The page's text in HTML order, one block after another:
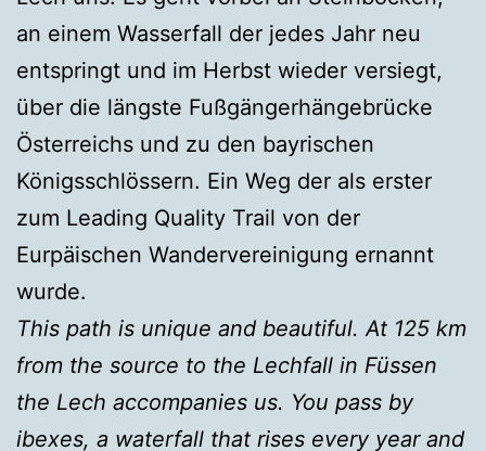
an einem Wasserfall der jedes Jahr neu
entspringt und im Herbst wieder versiegt,
über die längste Fußgängerhängebrücke
Österreichs und zu den bayrischen
Königsschlössern. Ein Weg der als erster
zum Leading Quality Trail von der
Eurpäischen Wandervereinigung ernannt
wurde.
This path is unique and beautiful. At 125 km
from the source to the Lechfall in Füssen
the Lech accompanies us. You pass by
ibexes, a waterfall that rises every year and